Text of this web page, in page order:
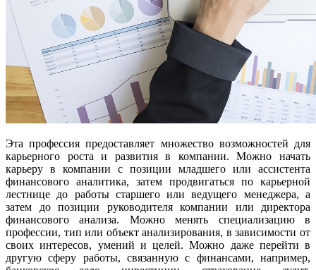
Эта профессия предоставляет множество возможностей для
карьерного роста и развития в компании. Можно начать
карьеру в компании с позиции младшего или ассистента
финансового аналитика, затем продвигаться по карьерной
лестнице до работы старшего или ведущего менеджера, а
затем до позиции руководителя компании или директора
финансового анализа. Можно менять специализацию в
профессии, тип или объект анализирования, в зависимости от
своих интересов, умений и целей. Можно даже перейти в
другую сферу работы, связанную с финансами, например,